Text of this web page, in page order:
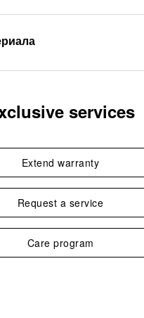
services
Extend warranty
Request a service
Care program